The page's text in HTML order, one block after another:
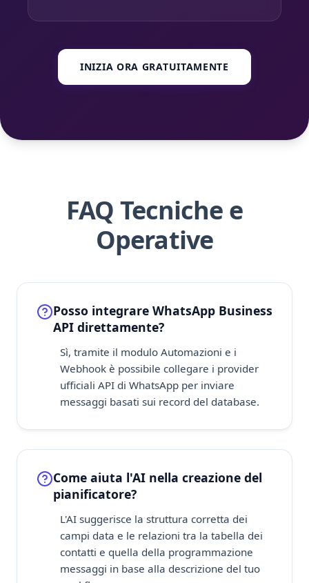
INIZIA ORA GRATUITAMENTE
FAQ Tecniche e
Operative
Posso integrare WhatsApp Business
API direttamente?
Sì, tramite il modulo Automazioni e i
Webhook è possibile collegare i provider
ufficiali API di WhatsApp per inviare
messaggi basati sui record del database.
Come aiuta l'AI nella creazione del
pianificatore?
L'AI suggerisce la struttura corretta dei
campi data e le relazioni tra la tabella dei
contatti e quella della programmazione
messaggi in base alla descrizione del tuo